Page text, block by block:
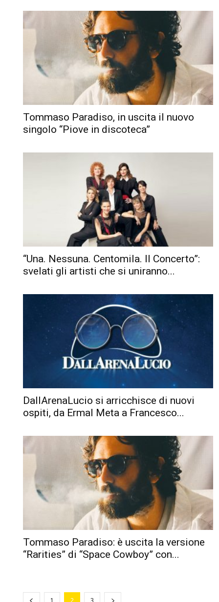
Tommaso Paradiso, in uscita il nuovo
singolo “Piove in discoteca”
“Una. Nessuna. Centomila. Il Concerto”:
svelati gli artisti che si uniranno...
DallArenaLucio si arricchisce di nuovi
ospiti, da Ermal Meta a Francesco...
Tommaso Paradiso: è uscita la versione
“Rarities” di “Space Cowboy” con...
1 2 3